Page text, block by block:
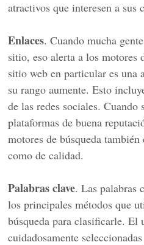
atractivos que interesen a sus
Enlaces. Cuando mucha
sitio, eso alerta a los motores
sitio web en particular es una
su rango aumente. Esto
de las redes sociales.
plataformas de buena
motores de búsqueda
como de calidad.
Palabras clave. Las palabras
los principales métodos que
búsqueda para clasificarle. El
cuidadosamente